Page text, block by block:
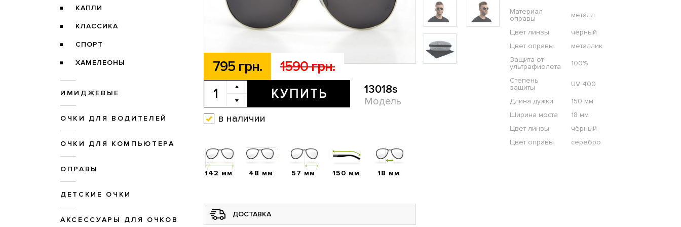
КАПЛИ
КЛАССИКА
СПОРТ
ХАМЕЛЕОНЫ
ИМИДЖЕВЫЕ
ОЧКИ ДЛЯ ВОДИТЕЛЕЙ
ОЧКИ ДЛЯ КОМПЬЮТЕРА
ОПРАВЫ
ДЕТСКИЕ ОЧКИ
АКСЕССУАРЫ ДЛЯ ОЧКОВ
795 грн. 1590 грн.
КУПИТЬ 13018s
Модель
в наличии
Материал
оправы
металл
Цвет линзы
чёрный
Цвет оправы
металлик
Защита от
ультрафиолета
100%
Степень
защиты
UV 400
Длина дужки
150 мм
Ширина моста
18 мм
Цвет линзы
чёрный
Цвет оправы
серебро
142 мм 48 мм 57 мм 150 мм 18 мм
ДОСТАВКА